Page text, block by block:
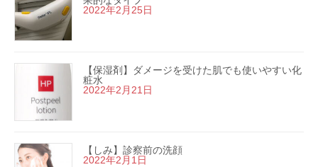
2022年2月25日
【保湿剤】ダメージを受けた肌でも使いやすい化
粧水
2022年2月21日
【しみ】診察前の洗顔
2022年2月1日